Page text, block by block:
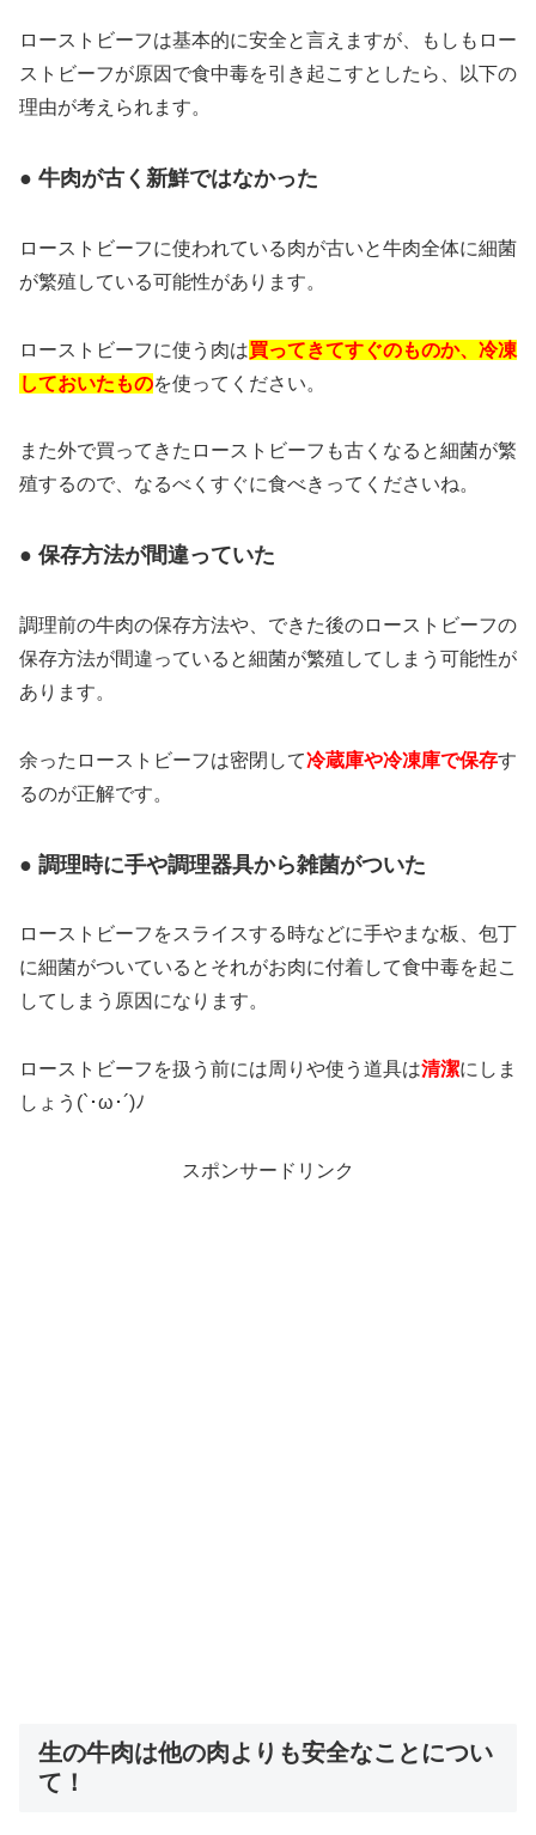
ローストビーフは基本的に安全と言えますが、もしもロー
ストビーフが原因で食中毒を引き起こすとしたら、以下の
理由が考えられます。
● 牛肉が古く新鮮ではなかった
ローストビーフに使われている肉が古いと牛肉全体に細菌
が繁殖している可能性があります。
ローストビーフに使う肉は買ってきてすぐのものか、冷凍
しておいたものを使ってください。
また外で買ってきたローストビーフも古くなると細菌が繁
殖するので、なるべくすぐに食べきってくださいね。
● 保存方法が間違っていた
調理前の牛肉の保存方法や、できた後のローストビーフの
保存方法が間違っていると細菌が繁殖してしまう可能性が
あります。
余ったローストビーフは密閉して冷蔵庫や冷凍庫で保存す
るのが正解です。
● 調理時に手や調理器具から雑菌がついた
ローストビーフをスライスする時などに手やまな板、包丁
に細菌がついているとそれがお肉に付着して食中毒を起こ
してしまう原因になります。
ローストビーフを扱う前には周りや使う道具は清潔にしま
しょう(`･ω･´)ﾉ
スポンサードリンク
生の牛肉は他の肉よりも安全なことについ
て！